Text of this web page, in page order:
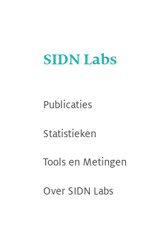
SIDN Labs
Publicaties
Statistieken
Tools en Metingen
Over SIDN Labs